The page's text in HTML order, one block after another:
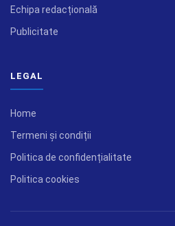
Echipa redacțională
Publicitate
LEGAL
Home
Termeni și condiții
Politica de confidențialitate
Politica cookies